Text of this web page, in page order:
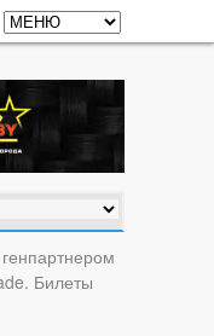
Билеты